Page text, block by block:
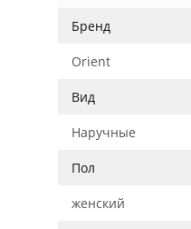
Бренд
Orient
Вид
Наручные
Пол
женский